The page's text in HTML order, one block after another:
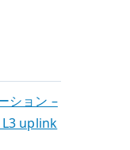
ション –
uplink